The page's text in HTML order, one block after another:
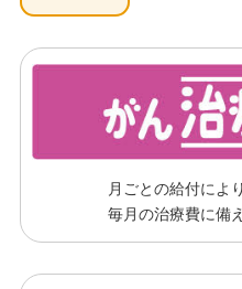
月ごとの給付によ
毎月の治療費に備